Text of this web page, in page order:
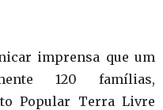
imprensa que um
120 famílias,
Popular Terra Livre